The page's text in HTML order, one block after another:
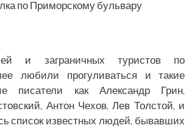
и заграничных туристов по
любили прогуливаться и такие
писатели как Александр Грин,
Антон Чехов, Лев Толстой, и
список известных людей, бывавших